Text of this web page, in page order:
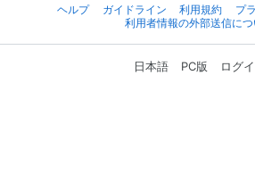
ヘルプ
ガイドライン 利用規約
プ
利用者情報の外部送信につ
日本語 PC版 ログ